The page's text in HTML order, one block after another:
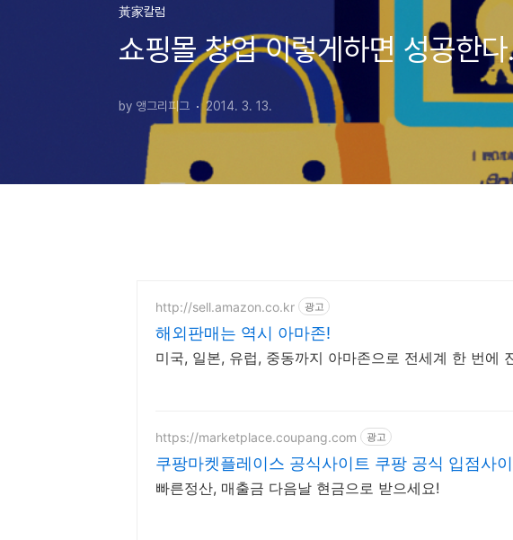
黃家칼럼
쇼핑몰 창업 이렇게하면 성공한
by 앵그리피그 2014. 3. 13.
http://sell.amazon.co.kr 광고
해외판매는 역시 아마존!
미국, 일본, 유럽, 중동까지 아마존으로 전세계 한 번에
https://marketplace.coupang.com 광고
쿠팡마켓플레이스 공식사이트 쿠팡 공식 입점사
빠른정산, 매출금 다음날 현금으로 받으세요!